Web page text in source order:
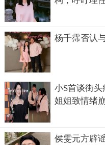
杨千霈否认
小S首谈街
姐姐致情绪
侯雯元方辟